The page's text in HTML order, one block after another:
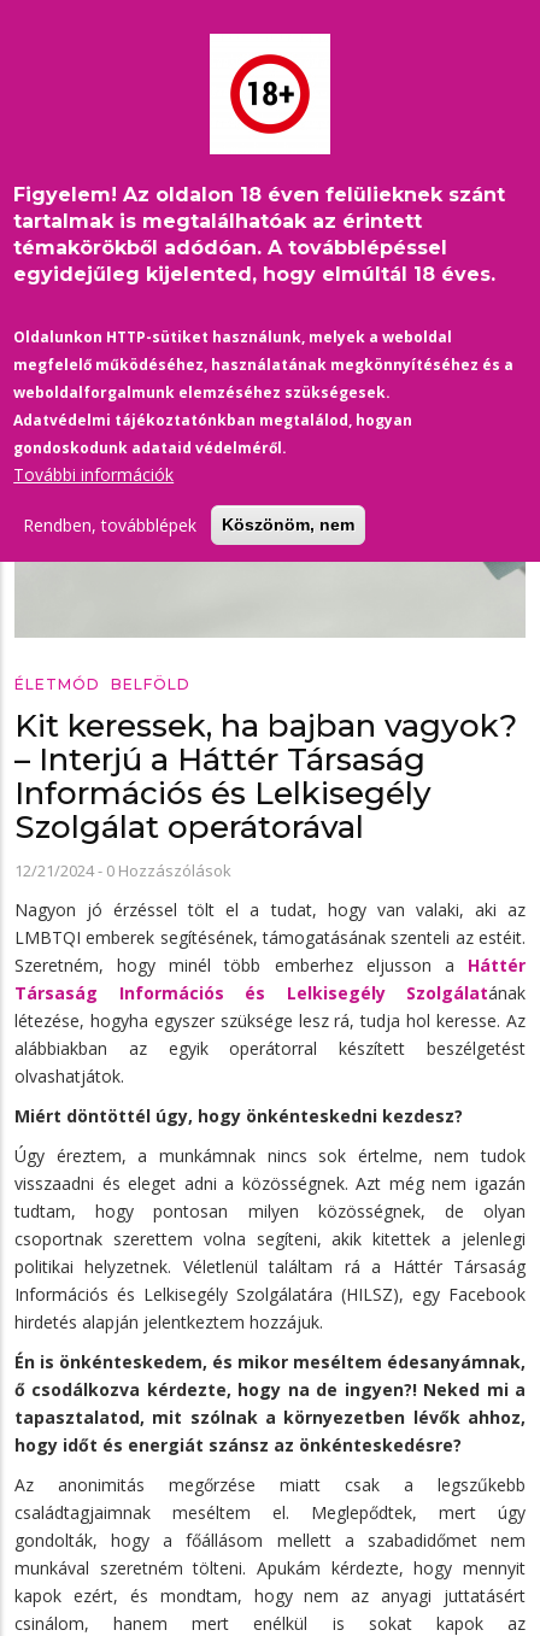
Figyelem! Az oldalon 18 éven felülieknek szánt
tartalmak is megtalálhatóak az érintett
témakörökből adódóan. A továbblépéssel
egyidejűleg kijelented, hogy elmúltál 18 éves.
Oldalunkon HTTP-sütiket használunk, melyek a weboldal
megfelelő működéséhez, használatának megkönnyítéséhez és a
weboldalforgalmunk elemzéséhez szükségesek.
Adatvédelmi tájékoztatónkban megtalálod, hogyan
gondoskodunk adataid védelméről.
További információk
Rendben, továbblépek Köszönöm, nem
Morzsa
Címlap /Életmód /
Kit keressek, ha bajban vagyok? – Interjú a Háttér Társaság
Információs és Lelkisegély Szolgálat operátorával
ÉLETMÓD BELFÖLD
Kit keressek, ha bajban vagyok?
– Interjú a Háttér Társaság
Információs és Lelkisegély
Szolgálat operátorával
12/21/2024- 0 Hozzászólások
Nagyon jó érzéssel tölt el a tudat, hogy van valaki, aki az
LMBTQI emberek segítésének, támogatásának szenteli az estéit.
Szeretném, hogy minél több emberhez eljusson a Háttér
Társaság Információs és Lelkisegély Szolgálatának
létezése, hogyha egyszer szüksége lesz rá, tudja hol keresse. Az
alábbiakban az egyik operátorral készített beszélgetést
olvashatjátok.
Miért döntöttél úgy, hogy önkénteskedni kezdesz?
Úgy éreztem, a munkámnak nincs sok értelme, nem tudok
visszaadni és eleget adni a közösségnek. Azt még nem igazán
tudtam, hogy pontosan milyen közösségnek, de olyan
csoportnak szerettem volna segíteni, akik kitettek a jelenlegi
politikai helyzetnek. Véletlenül találtam rá a Háttér Társaság
Információs és Lelkisegély Szolgálatára (HILSZ), egy Facebook
hirdetés alapján jelentkeztem hozzájuk.
Én is önkénteskedem, és mikor meséltem édesanyámnak,
ő csodálkozva kérdezte, hogy na de ingyen?! Neked mi a
tapasztalatod, mit szólnak a környezetben lévők ahhoz,
hogy időt és energiát szánsz az önkénteskedésre?
Az anonimitás megőrzése miatt csak a legszűkebb
családtagjaimnak meséltem el. Meglepődtek, mert úgy
gondolták, hogy a főállásom mellett a szabadidőmet nem
munkával szeretném tölteni. Apukám kérdezte, hogy mennyit
kapok ezért, és mondtam, hogy nem az anyagi juttatásért
csinálom, hanem mert enélkül is sokat kapok az